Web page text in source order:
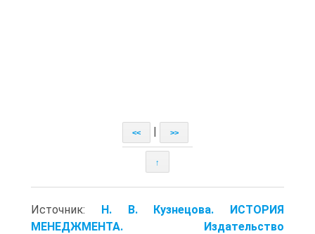
<< >>
↑
Источник: Н. В. Кузнецова. ИСТОРИЯ
МЕНЕДЖМЕНТА. Издательство